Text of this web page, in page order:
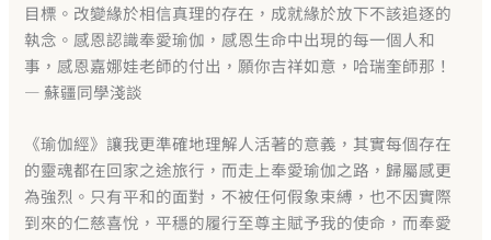
目標。改變緣於相信真理的存在，成就緣於放下不該追逐的
執念。感恩認識奉愛瑜伽，感恩生命中出現的每一個人和
事，感恩嘉娜娃老師的付出，願你吉祥如意，哈瑞奎師那！
— 蘇疆同學淺談
《瑜伽經》讓我更準確地理解人活著的意義，其實每個存在
的靈魂都在回家之途旅行，而走上奉愛瑜伽之路，歸屬感更
為強烈。只有平和的面對，不被任何假象束縛，也不因實際
到來的仁慈喜悅，平穩的履行至尊主賦予​​我的使命，而奉愛